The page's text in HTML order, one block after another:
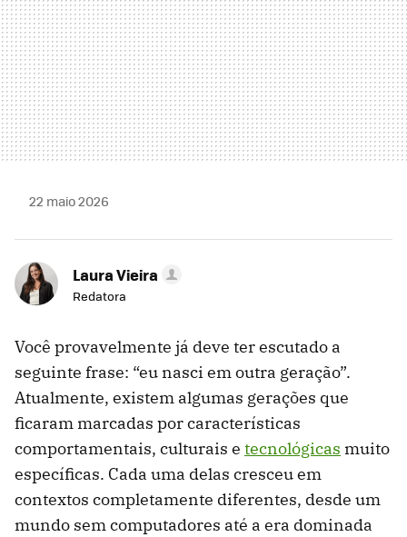
22 maio 2026
Laura Vieira
Redatora
Você provavelmente já deve ter escutado a
seguinte frase: “eu nasci em outra geração”.
Atualmente, existem algumas gerações que
ficaram marcadas por características
comportamentais, culturais e tecnológicas muito
específicas. Cada uma delas cresceu em
contextos completamente diferentes, desde um
mundo sem computadores até a era dominada